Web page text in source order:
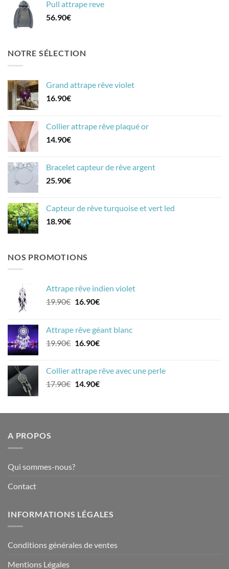
Pull attrape reve
56.90€
NOTRE SÉLECTION
Grand attrape rêve violet
16.90€
Collier attrape rêve plaqué or
14.90€
Bracelet capteur de rêve argent
25.90€
Capteur de rêve turquoise et vert led
18.90€
NOS PROMOTIONS
Attrape rêve indien violet
19.90€ Le
était :
19.90€.
16.90€Le
est :
16.90€.
Attrape rêve géant blanc
19.90€ Le
était :
19.90€.
16.90€Le
est :
16.90€.
Collier attrape rêve avec une perle
17.90€ Le
était :
14.90€Le
est :
A PROPOS
Qui sommes-nous?
Contact
INFORMATIONS LÉGALES
Conditions générales de ventes
Mentions Légales